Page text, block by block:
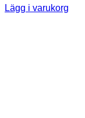
Lägg i varukorg